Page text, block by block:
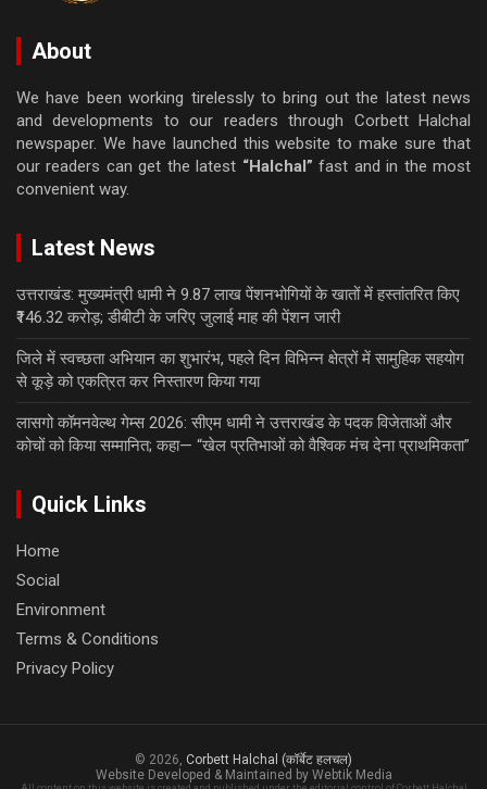
About
We have been working tirelessly to bring out the latest news
and developments to our readers through Corbett Halchal
newspaper. We have launched this website to make sure that
our readers can get the latest “Halchal” fast and in the most
convenient way.
Latest News
उत्तराखंड: मुख्यमंत्री धामी ने 9.87 लाख पेंशनभोगियों के खातों में हस्तांतरित किए
₹146.32 करोड़; डीबीटी के जरिए जुलाई माह की पेंशन जारी
जिले में स्वच्छता अभियान का शुभारंभ, पहले दिन विभिन्न क्षेत्रों में सामुहिक सहयोग
से कूड़े को एकत्रित कर निस्तारण किया गया
लासगो कॉमनवेल्थ गेम्स 2026: सीएम धामी ने उत्तराखंड के पदक विजेताओं और
कोचों को किया सम्मानित; कहा— “खेल प्रतिभाओं को वैश्विक मंच देना प्राथमिकता”
Quick Links
Home
Social
Environment
Terms & Conditions
Privacy Policy
© 2026, Corbett Halchal (कॉर्बेट हलचल)
Website Developed & Maintained by Webtik Media